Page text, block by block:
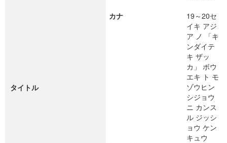
タイトル
カナ
19～20セ
イキ アジ
ア ノ 「キ
ンダイテ
キ ザッ
カ」 ボウ
エキ ト モ
ゾウヒン
シジョウ
ニ カンス
ル ジッシ
ョウ ケン
キュウ